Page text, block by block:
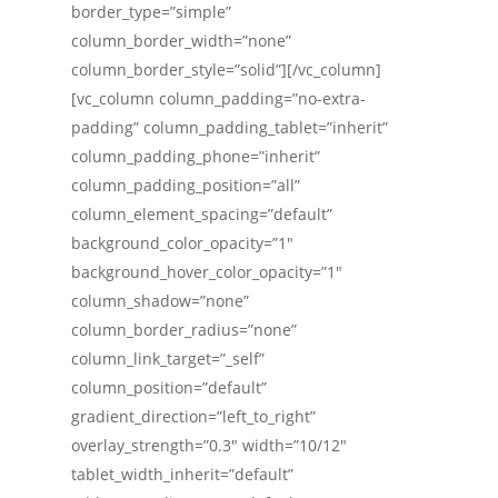
border_type=”simple”
column_border_width=”none”
column_border_style=”solid”][/vc_column]
[vc_column column_padding=”no-extra-
padding” column_padding_tablet=”inherit”
column_padding_phone=”inherit”
column_padding_position=”all”
column_element_spacing=”default”
background_color_opacity=”1″
background_hover_color_opacity=”1″
column_shadow=”none”
column_border_radius=”none”
column_link_target=”_self”
column_position=”default”
gradient_direction=”left_to_right”
overlay_strength=”0.3″ width=”10/12″
tablet_width_inherit=”default”